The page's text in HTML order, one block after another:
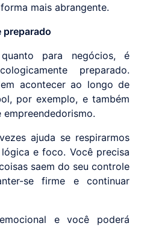
mais abrangente.
preparado
para negócios, é
preparado.
acontecer ao longo de
por exemplo, e também
ajuda se respirarmos
e foco. Você precisa
saem do seu controle
se firme e continuar
e você poderá